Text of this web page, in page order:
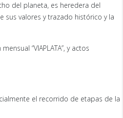
del planeta, es heredera del
sus valores y trazado histórico y la
“VIAPLATA”, y actos
el recorrido de etapas de la